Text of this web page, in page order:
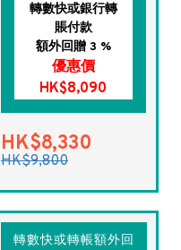
轉數快或銀行轉
賬付款
額外回贈 3 %
優惠價
HK$8,090
HK$8,330
HK$9,800
轉數快或轉帳額外回